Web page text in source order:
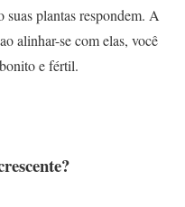
suas plantas respondem. A
alinhar-se com elas, você
e fértil.